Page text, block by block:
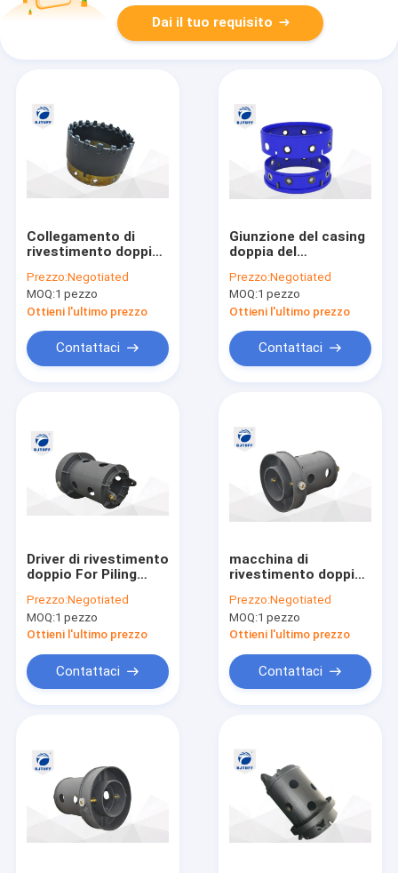
Chi siamo
Contattaci
Dai il tuo requisito
Collegamento di
rivestimento doppio
per la fondazione su
pali del foro
Prezzo:Negotiated
MOQ:1 pezzo
Ottieni l'ultimo prezzo
Contattaci
Giunzione del casing
doppia del
dell'intelaiatura della
lega per fondazione
su pali
Prezzo:Negotiated
MOQ:1 pezzo
Ottieni l'ultimo prezzo
Contattaci
Driver di rivestimento
doppio For Piling
dell'intelaiatura del
collegamento della
costruzione
Prezzo:Negotiated
MOQ:1 pezzo
Ottieni l'ultimo prezzo
Contattaci
macchina di
rivestimento doppia
driver del
collegamento
dell'acciaio legato di
Prezzo:Negotiated
MOQ:1 pezzo
Ottieni l'ultimo prezzo
Contattaci